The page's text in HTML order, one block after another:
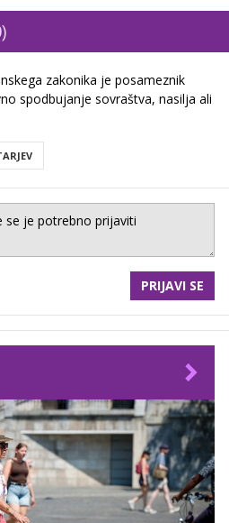
zakonika je posameznik
spodbujanje sovraštva, nasilja ali
PRIJAVI SE